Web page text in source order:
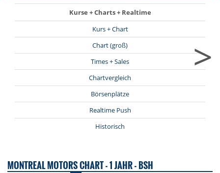
Kurse + Charts + Realtime
Kurs + Chart
Chart (groß)
Times + Sales
Chartvergleich
Börsenplätze
Realtime Push
Historisch
>
MONTREAL MOTORS CHART - 1 JAHR - BSH